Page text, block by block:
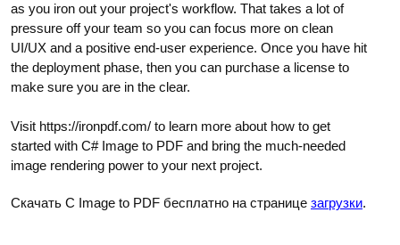
as you iron out your project's workflow. That takes a lot of
pressure off your team so you can focus more on clean
UI/UX and a positive end-user experience. Once you have hit
the deployment phase, then you can purchase a license to
make sure you are in the clear.
Visit https://ironpdf.com/ to learn more about how to get
started with C# Image to PDF and bring the much-needed
image rendering power to your next project.
Скачать C Image to PDF бесплатно на странице загрузки.